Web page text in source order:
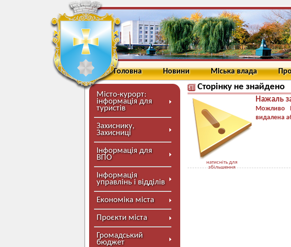
Головна Новини Міська влада
Місто-курорт:
інформація для
туристів
Захиснику,
Захисниці
Інформація для
ВПО
Інформація
управлінь і відділів
Економіка міста
Проєкти міста
Громадський
бюджет
Сторінку не знайдено
натисніть для
збільшення
Нажаль
Можливо
видалена